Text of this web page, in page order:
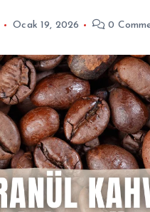
Ocak 19, 2026 0